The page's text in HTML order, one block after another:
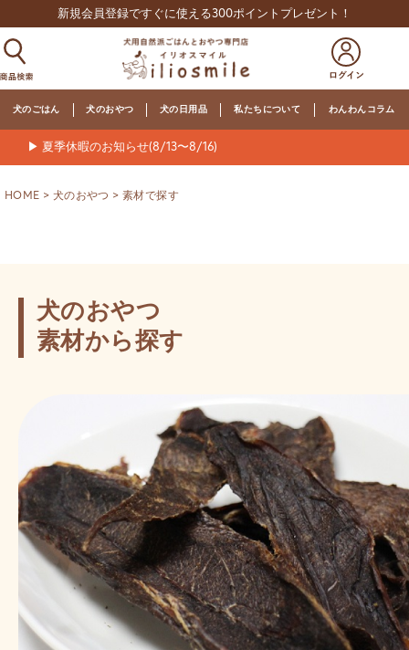
新規会員登録ですぐに使える300ポイントプレゼント！
犬のごはん 犬のおやつ 犬の日用品 私たちについて わんわんコラム
▶ 夏季休暇のお知らせ(8/13〜8/16)
HOME 犬のおやつ 素材で探す
犬のおやつ
素材から探す